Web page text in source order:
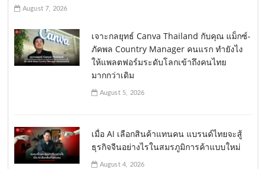
August 7, 2026
เจาะกลยุทธ์ Canva Thailand กับคุณ แม็กซ์-
ภัคพล Country Manager คนแรก ทำยังไง
ให้แพลตฟอร์มระดับโลกเข้าถึงคนไทย
มากกว่าเดิม
August 5, 2026
เมื่อ AI เลือกสินค้าแทนคน แบรนด์ไทยจะสู้
ธุรกิจจีนอย่างไรในสมรภูมิการค้าแบบใหม่
August 4, 2026